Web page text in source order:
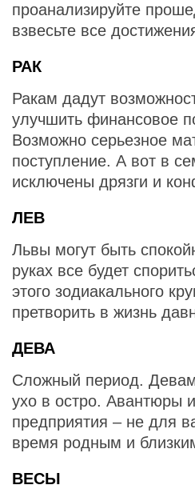
проанализируйте
взвесьте все
РАК
Ракам дадут
улучшить финансовое
Возможно серьезное
поступление. А вот в
исключены дрязги и
ЛЕВ
Львы могут быть
руках все будет
этого зодиакального
претворить в жизнь
ДЕВА
Сложный период.
ухо в остро. Авантюры
предприятия – не для
время родным и
ВЕСЫ